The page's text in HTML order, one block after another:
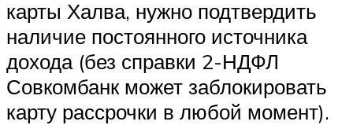
карты Халва, нужно подтвердить
наличие постоянного источника
дохода (без справки 2-НДФЛ
Совкомбанк может заблокировать
карту рассрочки в любой момент).